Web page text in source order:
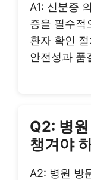
A1: 신분증
증을 필수적
환자 확인
안전성과 품
Q2: 병
챙겨야
A2: 병원 방